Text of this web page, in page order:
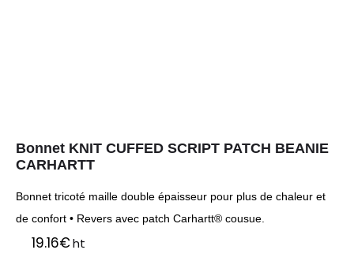
Bonnet KNIT CUFFED SCRIPT PATCH BEANIE
CARHARTT
Bonnet tricoté maille double épaisseur pour plus de chaleur et
de confort • Revers avec patch Carhartt® cousue.
19.16€ht